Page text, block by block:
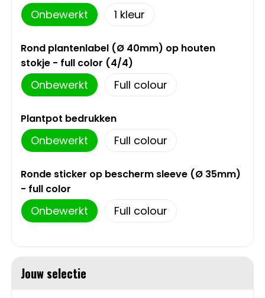
Toilettassen
Waterbestendige tassen
Autotassen
Collegetassen
Tablettassen
Trolleys
Schoenentassen
Onbewerkt 1
Rond plantenlabel (Ø 40mm) op houten
stokje - full color (4/4)
Onbewerkt Full colour
Plantpot bedrukken
Onbewerkt Full colour
Ronde sticker op bescherm sleeve (Ø 35mm)
- full color
Onbewerkt Full colour
Jouw selectie